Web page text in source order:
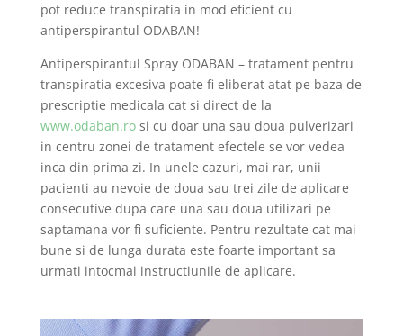
pot reduce transpiratia in mod eficient cu
antiperspirantul ODABAN!
Antiperspirantul Spray ODABAN – tratament pentru
transpiratia excesiva poate fi eliberat atat pe baza de
prescriptie medicala cat si direct de la
www.odaban.rosi cu doar una sau doua pulverizari
in centru zonei de tratament efectele se vor vedea
inca din prima zi. In unele cazuri, mai rar, unii
pacienti au nevoie de doua sau trei zile de aplicare
consecutive dupa care una sau doua utilizari pe
saptamana vor fi suficiente. Pentru rezultate cat mai
bune si de lunga durata este foarte important sa
urmati intocmai instructiunile de aplicare.